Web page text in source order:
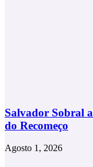
Salvador Sobral
do Recomeço
Agosto 1, 2026